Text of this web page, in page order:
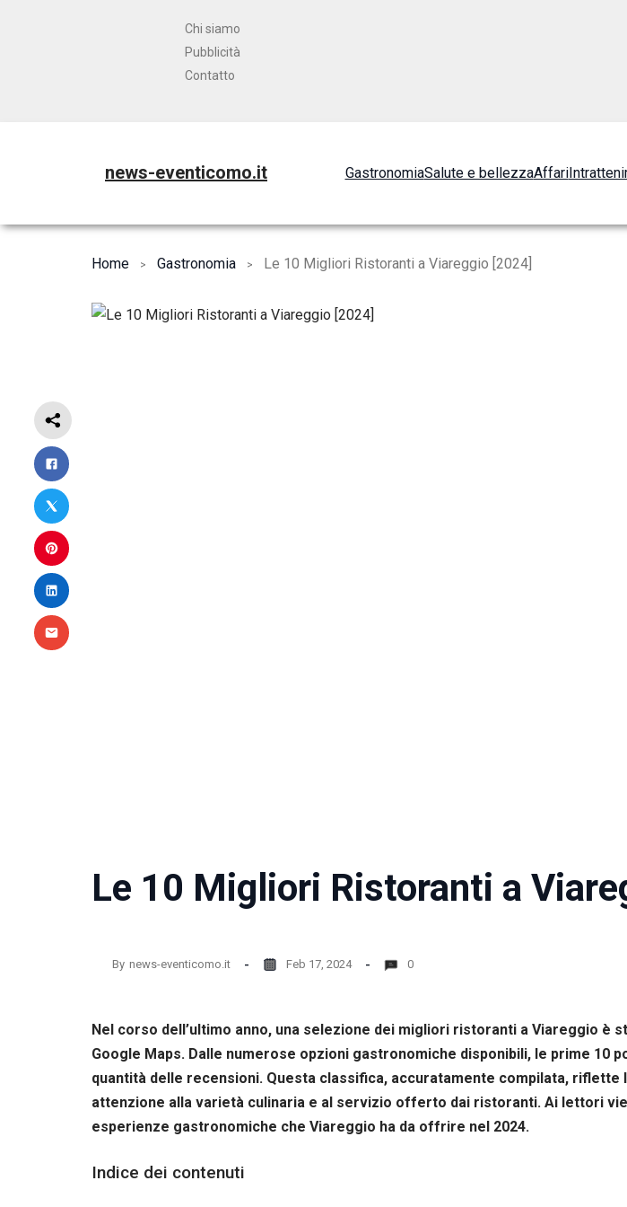
Chi siamo
Pubblicità
Contatto
news-eventicomo.it GastronomiaSalute e bellezzaAffari
Home Gastronomia Le 10 Migliori Ristoranti a Viareggio [2024]
Le 10 Migliori Ristoranti a
By news-eventicomo.it Feb 17, 2024 0
Nel corso dell’ultimo anno, una selezione dei migliori ristoranti a Viareggio
Google Maps. Dalle numerose opzioni gastronomiche disponibili, le prime
quantità delle recensioni. Questa classifica, accuratamente compilata,
attenzione alla varietà culinaria e al servizio offerto dai ristoranti. Ai lettori
esperienze gastronomiche che Viareggio ha da offrire nel 2024.
Indice dei contenuti